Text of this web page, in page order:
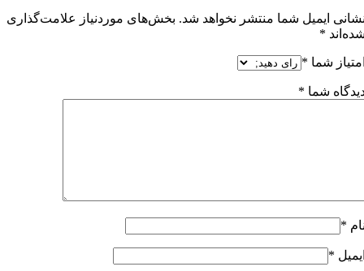
ایمیل شما منتشر نخواهد شد. بخش‌های موردنیاز علامت‌گذاری
*
شما *
شما *
*
*